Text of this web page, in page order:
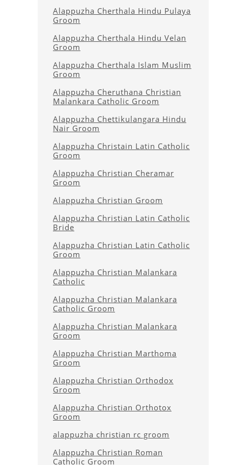
Alappuzha Cherthala Hindu Pulaya
Groom
Alappuzha Cherthala Hindu Velan
Groom
Alappuzha Cherthala Islam Muslim
Groom
Alappuzha Cheruthana Christian
Malankara Catholic Groom
Alappuzha Chettikulangara Hindu
Nair Groom
Alappuzha Christain Latin Catholic
Groom
Alappuzha Christian Cheramar
Groom
Alappuzha Christian Groom
Alappuzha Christian Latin Catholic
Bride
Alappuzha Christian Latin Catholic
Groom
Alappuzha Christian Malankara
Catholic
Alappuzha Christian Malankara
Catholic Groom
Alappuzha Christian Malankara
Groom
Alappuzha Christian Marthoma
Groom
Alappuzha Christian Orthodox
Groom
Alappuzha Christian Orthotox
Groom
alappuzha christian rc groom
Alappuzha Christian Roman
Catholic Groom